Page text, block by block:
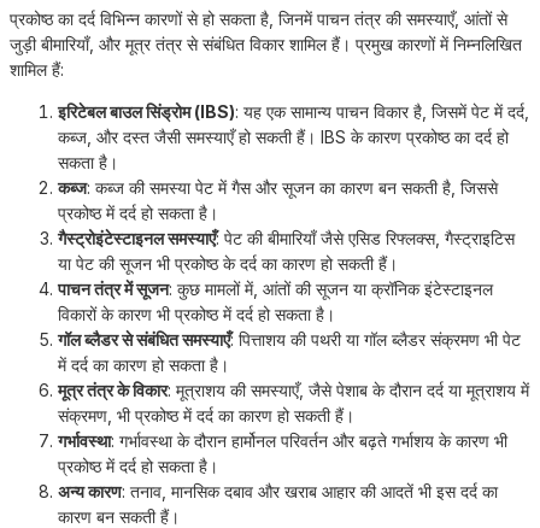
प्रकोष्ठ का दर्द विभिन्न कारणों से हो सकता है, जिनमें पाचन तंत्र की समस्याएँ, आंतों से
जुड़ी बीमारियाँ, और मूत्र तंत्र से संबंधित विकार शामिल हैं। प्रमुख कारणों में निम्नलिखित
शामिल हैं:
इरिटेबल बाउल सिंड्रोम (IBS): यह एक सामान्य पाचन विकार है, जिसमें पेट में दर्द,
कब्ज, और दस्त जैसी समस्याएँ हो सकती हैं। IBS के कारण प्रकोष्ठ का दर्द हो
सकता है।
कब्ज: कब्ज की समस्या पेट में गैस और सूजन का कारण बन सकती है, जिससे
प्रकोष्ठ में दर्द हो सकता है।
गैस्ट्रोइंटेस्टाइनल समस्याएँ: पेट की बीमारियाँ जैसे एसिड रिफ्लक्स, गैस्ट्राइटिस
या पेट की सूजन भी प्रकोष्ठ के दर्द का कारण हो सकती हैं।
पाचन तंत्र में सूजन: कुछ मामलों में, आंतों की सूजन या क्रॉनिक इंटेस्टाइनल
विकारों के कारण भी प्रकोष्ठ में दर्द हो सकता है।
गॉल ब्लैडर से संबंधित समस्याएँ: पित्ताशय की पथरी या गॉल ब्लैडर संक्रमण भी पेट
में दर्द का कारण हो सकता है।
मूत्र तंत्र के विकार: मूत्राशय की समस्याएँ, जैसे पेशाब के दौरान दर्द या मूत्राशय में
संक्रमण, भी प्रकोष्ठ में दर्द का कारण हो सकती हैं।
गर्भावस्था: गर्भावस्था के दौरान हार्मोनल परिवर्तन और बढ़ते गर्भाशय के कारण भी
प्रकोष्ठ में दर्द हो सकता है।
अन्य कारण: तनाव, मानसिक दबाव और खराब आहार की आदतें भी इस दर्द का
कारण बन सकती हैं।